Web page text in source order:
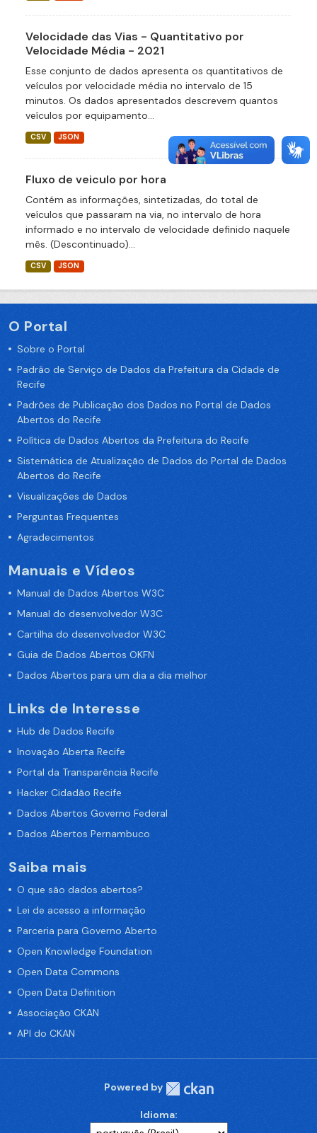
Velocidade das Vias - Quantitativo por
Velocidade Média - 2021
Esse conjunto de dados apresenta os quantitativos de
veículos por velocidade média no intervalo de 15
minutos. Os dados apresentados descrevem quantos
veículos por equipamento...
CSV JSON
Fluxo de veiculo por hora
Contém as informações, sintetizadas, do total de
veículos que passaram na via, no intervalo de hora
informado e no intervalo de velocidade definido naquele
mês. (Descontinuado)...
CSV JSON
O Portal
Sobre o Portal
Padrão de Serviço de Dados da Prefeitura da Cidade de
Recife
Padrões de Publicação dos Dados no Portal de Dados
Abertos do Recife
Política de Dados Abertos da Prefeitura do Recife
Sistemática de Atualização de Dados do Portal de Dados
Abertos do Recife
Visualizações de Dados
Perguntas Frequentes
Agradecimentos
Manuais e Vídeos
Manual de Dados Abertos W3C
Manual do desenvolvedor W3C
Cartilha do desenvolvedor W3C
Guia de Dados Abertos OKFN
Dados Abertos para um dia a dia melhor
Links de Interesse
Hub de Dados Recife
Inovação Aberta Recife
Portal da Transparência Recife
Hacker Cidadão Recife
Dados Abertos Governo Federal
Dados Abertos Pernambuco
Saiba mais
O que são dados abertos?
Lei de acesso a informação
Parceria para Governo Aberto
Open Knowledge Foundation
Open Data Commons
Open Data Definition
Associação CKAN
API do CKAN
Powered by
Idioma